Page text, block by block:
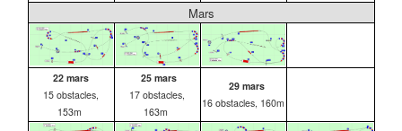
Mars
22 mars
15 obstacles,
153m
25 mars
17 obstacles,
163m
29 mars
16 obstacles, 160m